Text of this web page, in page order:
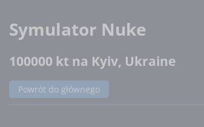
Symulator Nuke
100000 kt na Kyiv, Ukraine
Powrót do głównego